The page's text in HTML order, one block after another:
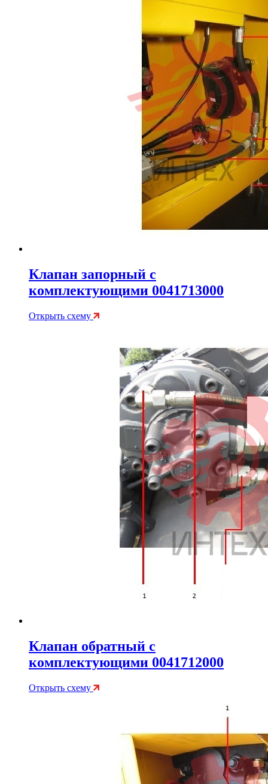
Клапан запорный с
комплектующими 0041713000
Открыть схему
Клапан обратный с
комплектующими 0041712000
Открыть схему